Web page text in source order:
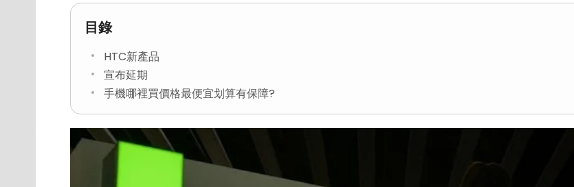
目錄
HTC新產品
宣布延期
手機哪裡買價格最便宜划算有保障?